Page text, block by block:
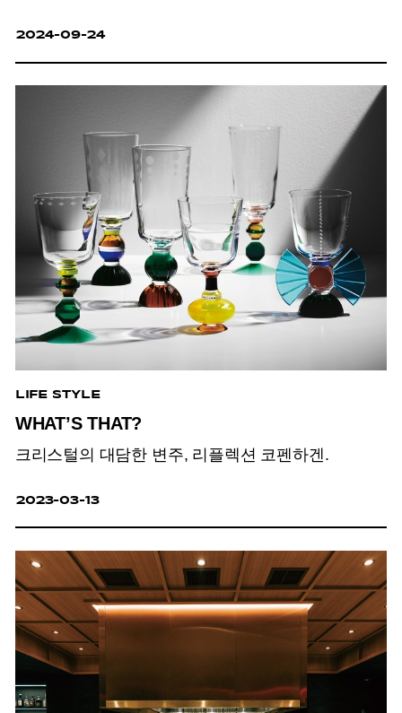
2024-09-24
LIFE STYLE
WHAT’S THAT?
크리스털의 대담한 변주, 리플렉션 코펜하겐.
2023-03-13